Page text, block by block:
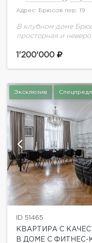
Адрес: Брюсов пер. 19
В клубном доме
просторная и
качественный
1'200'000
Эксклюзив
ID 51465
КВАРТИРА С
В ДОМЕ С ФИТНЕС-